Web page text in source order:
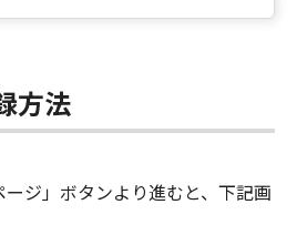
方法
ージ」ボタンより進むと、下記画